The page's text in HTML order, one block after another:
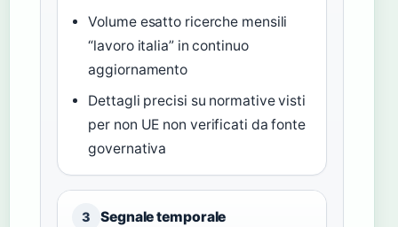
Volume esatto ricerche mensili
“lavoro italia” in continuo
aggiornamento
Dettagli precisi su normative visti
per non UE non verificati da fonte
governativa
3 Segnale temporale